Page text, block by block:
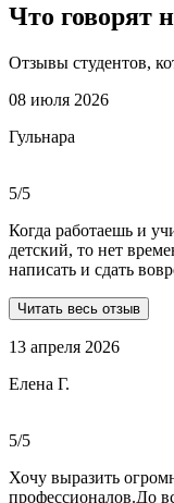
Что говорят
Отзывы студентов,
08 июля 2026
Гульнара
5/5
Когда работаешь и
детский, то нет времени , а порой
написать и сдать
Dist-help. Все мои
выполнили очень
реагируют и
Читать весь отзыв
13 апреля 2026
Елена Г.
5/5
Хочу выразить
профессионалов.До